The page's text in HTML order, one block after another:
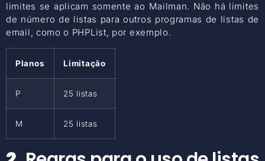
limites se aplicam somente ao Mailman. Não há limites
de número de listas para outros programas de listas de
email, como o PHPList, por exemplo.
Planos Limitação
P 25 listas
M 25 listas